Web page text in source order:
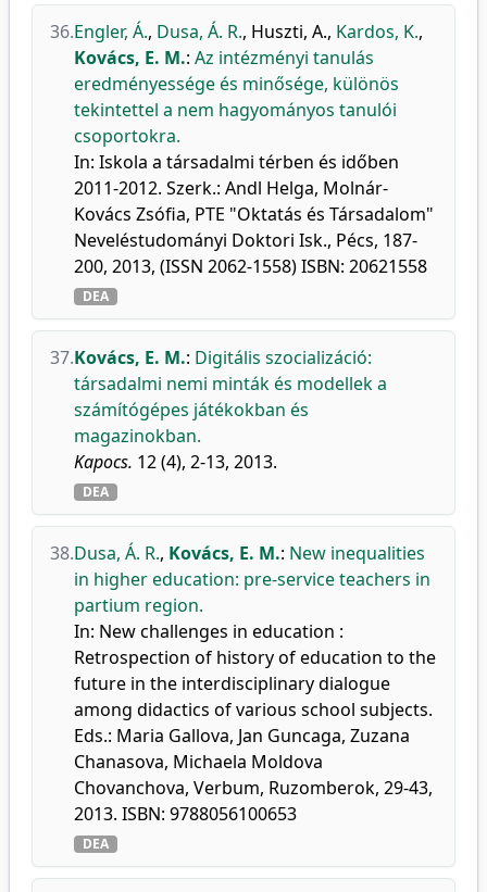
36.Engler, Á., Dusa, Á. R., Huszti, A., Kardos, K.,
Kovács, E. M.: Az intézményi tanulás
eredményessége és minősége, különös
tekintettel a nem hagyományos tanulói
csoportokra.
In: Iskola a társadalmi térben és időben
2011-2012. Szerk.: Andl Helga, Molnár-
Kovács Zsófia, PTE "Oktatás és Társadalom"
Neveléstudományi Doktori Isk., Pécs, 187-
200, 2013, (ISSN 2062-1558) ISBN: 20621558
DEA
37.Kovács, E. M.: Digitális szocializáció:
társadalmi nemi minták és modellek a
számítógépes játékokban és
magazinokban.
Kapocs. 12 (4), 2-13, 2013.
DEA
38.Dusa, Á. R., Kovács, E. M.: New inequalities
in higher education: pre-service teachers in
partium region.
In: New challenges in education :
Retrospection of history of education to the
future in the interdisciplinary dialogue
among didactics of various school subjects.
Eds.: Maria Gallova, Jan Guncaga, Zuzana
Chanasova, Michaela Moldova
Chovanchova, Verbum, Ruzomberok, 29-43,
2013. ISBN: 9788056100653
DEA